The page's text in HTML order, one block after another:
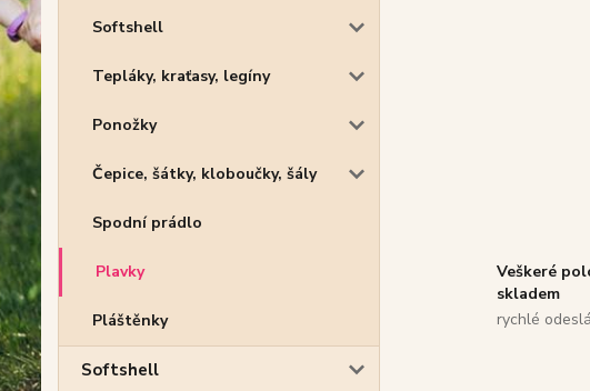
Softshell
Tepláky, kraťasy, legíny
Ponožky
Čepice, šátky, kloboučky, šály
Spodní prádlo
Plavky
Pláštěnky
Softshell
Veškeré
skladem
rychlé